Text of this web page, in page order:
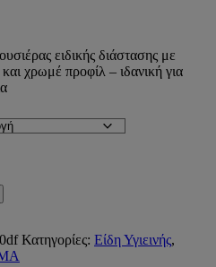
€
ειδικής διάστασης με
χρωμέ προφίλ – ιδανική για
Κατηγορίες: Είδη Υγιεινής,